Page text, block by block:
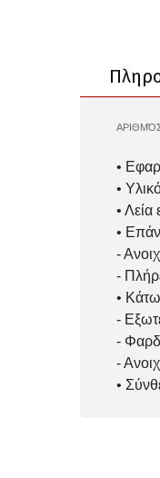
•
•
• Λεία
•
-
-
•
-
-
-
•